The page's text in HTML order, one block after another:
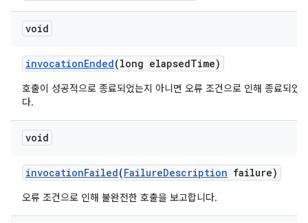
void
invocationEnded(long elapsedTime)
호출이 성공적으로 종료되었는지 아니면 오류 조건으로 인해 종료되었
다.
void
invocationFailed(FailureDescription failure)
오류 조건으로 인해 불완전한 호출을 보고합니다.